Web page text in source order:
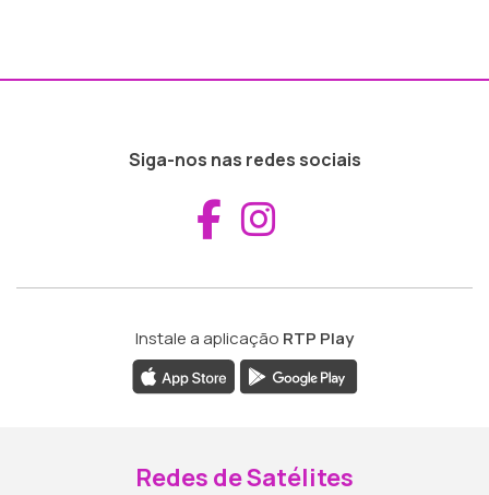
Siga-nos nas redes sociais
Aceder ao
Instale a aplicação RTP Play
Redes de Satélites